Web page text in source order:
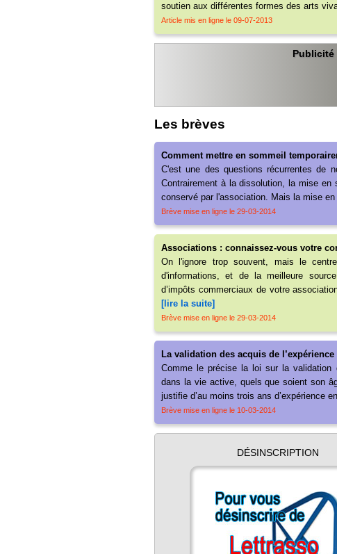
soutien aux différentes formes des arts
Article mis en ligne le 09-07-2013
Publicité
Les brèves
Comment mettre en sommeil
C'est une des questions récurrentes de
Contrairement à la dissolution, la mise
conservé par l'association. Mais la mise
Brève mise en ligne le 29-03-2014
Associations : connaissez-vous votre
On l'ignore trop souvent, mais le
d'informations, et de la meilleure
d’impôts commerciaux de votre
[lire la suite]
Brève mise en ligne le 29-03-2014
La validation des acquis de l’expérience
Comme le précise la loi sur la validation
dans la vie active, quels que soient son
justifie d’au moins trois ans d’expérience
Brève mise en ligne le 10-03-2014
DÉSINSCRIPTION